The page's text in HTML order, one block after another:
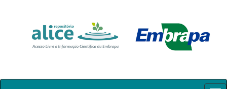
Skip